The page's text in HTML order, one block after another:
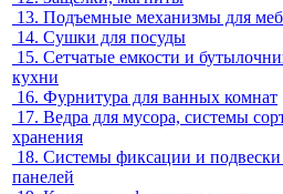
13. Подъемные механизмы для
14. Сушки для посуды
15. Сетчатые емкости и
кухни
16. Фурнитура для ванных комнат
17. Ведра для мусора, системы
хранения
18. Системы фиксации и подвески
панелей